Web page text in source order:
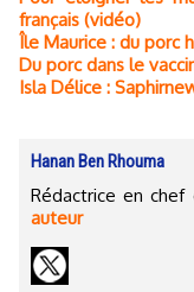
français (vidéo)
Île Maurice : du porc
Du porc dans le
Isla Délice :
Hanan Ben Rhouma
Rédactrice en chef
auteur